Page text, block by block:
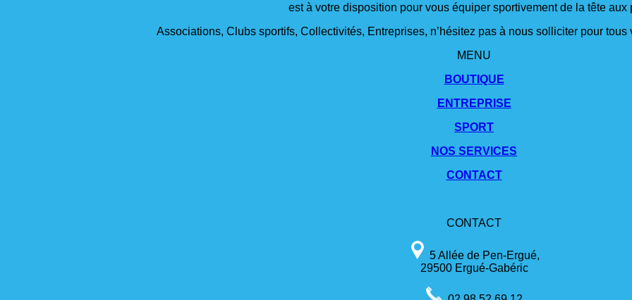
est à votre disposition pour vous équiper sportivement de la tête aux
Associations, Clubs sportifs, Collectivités, Entreprises, n’hésitez pas à nous solliciter pour
MENU
BOUTIQUE
ENTREPRISE
SPORT
NOS SERVICES
CONTACT
CONTACT
5 Allée de Pen-Ergué,
29500 Ergué-Gabéric